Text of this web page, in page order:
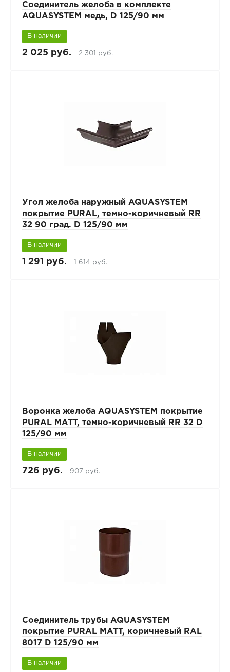
Соединитель желоба в комплекте
AQUASYSTEM медь, D 125/90 мм
В наличии
2 025 руб. 2 301 руб.
Угол желоба наружный AQUASYSTEM
покрытие PURAL, темно-коричневый RR
32 90 град. D 125/90 мм
В наличии
1 291 руб. 1 614 руб.
Воронка желоба AQUASYSTEM покрытие
PURAL MATT, темно-коричневый RR 32 D
125/90 мм
В наличии
726 руб. 907 руб.
Соединитель трубы AQUASYSTEM
покрытие PURAL MATT, коричневый RAL
8017 D 125/90 мм
В наличии